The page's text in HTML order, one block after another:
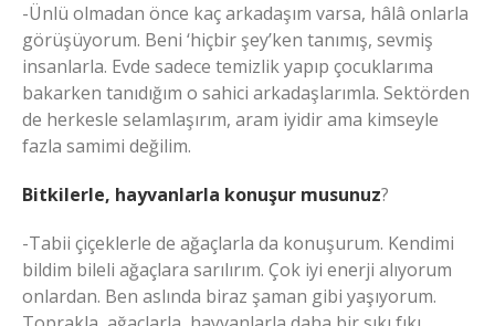
-Ünlü olmadan önce kaç arkadaşım varsa, hâlâ onlarla
görüşüyorum. Beni ‘hiçbir şey’ken tanımış, sevmiş
insanlarla. Evde sadece temizlik yapıp çocuklarıma
bakarken tanıdığım o sahici arkadaşlarımla. Sektörden
de herkesle selamlaşırım, aram iyidir ama kimseyle
fazla samimi değilim.
Bitkilerle, hayvanlarla konuşur musunuz?
-Tabii çiçeklerle de ağaçlarla da konuşurum. Kendimi
bildim bileli ağaçlara sarılırım. Çok iyi enerji alıyorum
onlardan. Ben aslında biraz şaman gibi yaşıyorum.